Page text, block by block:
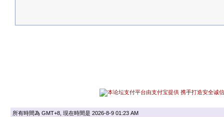
所有時間為 GMT+8, 現在時間是 2026-8-9 01:23 AM